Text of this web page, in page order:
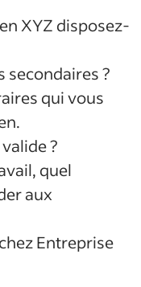
XYZ disposez-
secondaires ?
qui vous
?
quel
aux
Entreprise